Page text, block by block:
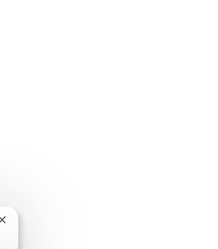
Chatbot-Benachrichtigung schließen